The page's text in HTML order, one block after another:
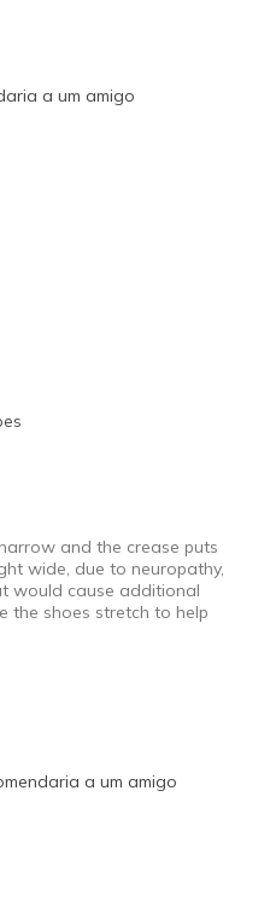
size
for Wearing
a um amigo
and the crease puts
wide, due to neuropathy,
would cause additional
the shoes stretch to help
a um amigo